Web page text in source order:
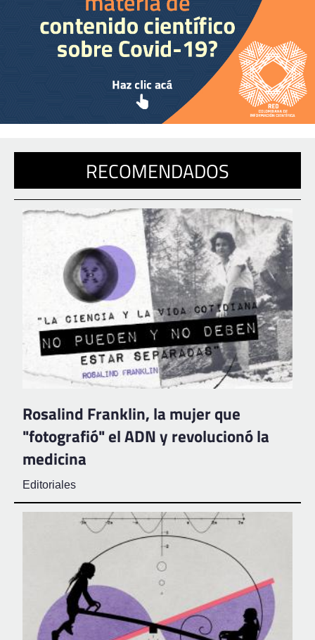
RECOMENDADOS
Rosalind Franklin, la mujer que
"fotografió" el ADN y revolucionó la
medicina
Editoriales